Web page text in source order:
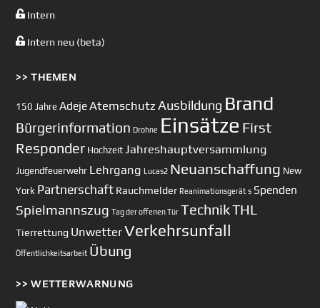
Intern
Intern neu (beta)
>> THEMEN
150 Jahre AdejeAtemschutz Ausbildung Brand
Bürgerinformation Drohne Einsätze First
Responder Hochzeit Jahreshauptversammlung
Jugendfeuerwehr Lehrgang Lucas2 Neuanschaffung New
York Partnerschaft Rauchmelder Reanimationsgerät s Spenden
Spielmannszug Tag der offenen Tür TechnikTHL
Tierrettung UnwetterVerkehrsunfall
Öffentlichkeitsarbeit Übung
>> WETTERWARNUNG